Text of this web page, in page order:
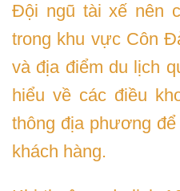
Đội ngũ tài xế nên
trong khu vực Côn
và địa điểm du lịch
hiểu về các điều
thông địa phương
khách hàng.